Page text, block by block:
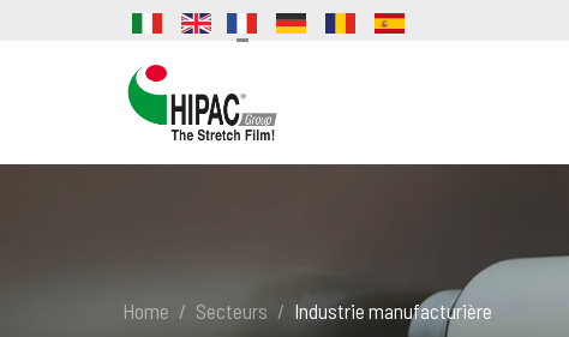
Home Secteurs Industrie manufacturière